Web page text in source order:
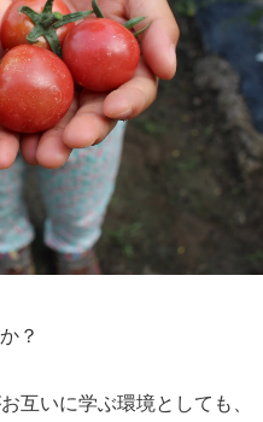
？
互いに学ぶ環境としても、